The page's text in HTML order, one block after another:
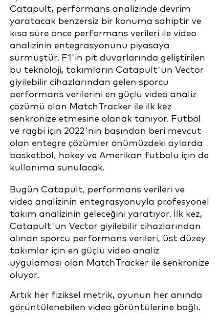
Catapult, performans analizinde devrim
yaratacak benzersiz bir konuma sahiptir ve
kısa süre önce performans verileri ile video
analizinin entegrasyonunu piyasaya
sürmüştür. F1'in pit duvarlarında geliştirilen
bu teknoloji, takımların Catapult'un Vector
giyilebilir cihazlarından gelen sporcu
performans verilerini en güçlü video analiz
çözümü olan MatchTracker ile ilk kez
senkronize etmesine olanak tanıyor. Futbol
ve ragbi için 2022'nin başından beri mevcut
olan entegre çözümler önümüzdeki aylarda
basketbol, hokey ve Amerikan futbolu için de
kullanıma sunulacak.
Bugün Catapult, performans verileri ve
video analizinin entegrasyonuyla profesyonel
takım analizinin geleceğini yaratıyor. İlk kez,
Catapult'un Vector giyilebilir cihazlarından
alınan sporcu performans verileri, üst düzey
takımlar için en güçlü video analiz
uygulaması olan MatchTracker ile senkronize
oluyor.
Artık her fiziksel metrik, oyunun her anında
görüntülenebilen video görüntülerine bağlı.